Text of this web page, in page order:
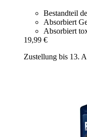
Bestandteil
Absorbiert
Absorbiert
19,99 €
Zustellung bis 13.